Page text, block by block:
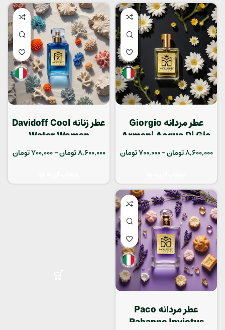
عطر مردانه Giorgio
Armani Acqua Di Gio
8,600,000تومان–
700,000تومان
عطر زنانه Davidoff Cool
Water Woman
8,600,000تومان–
700,000تومان
عطر مردانه Paco
Rabanne Invictus